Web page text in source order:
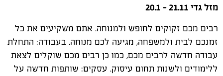
מזל גדי 21.11 -
20.1
רבים מכם זקוקים לחופש ולמנוחה. אתם משקיעים את כל
זמנכם לבית ולמשפחה, מגיעה לכם מנוחה. בעבודה: התחלת
עבודה חדשה לרבים מכם, כמו כן רבים מכם שוקלים לצאת
ללימודים ולשנות תחום עיסוק. עסקים: שותפות חדשה על